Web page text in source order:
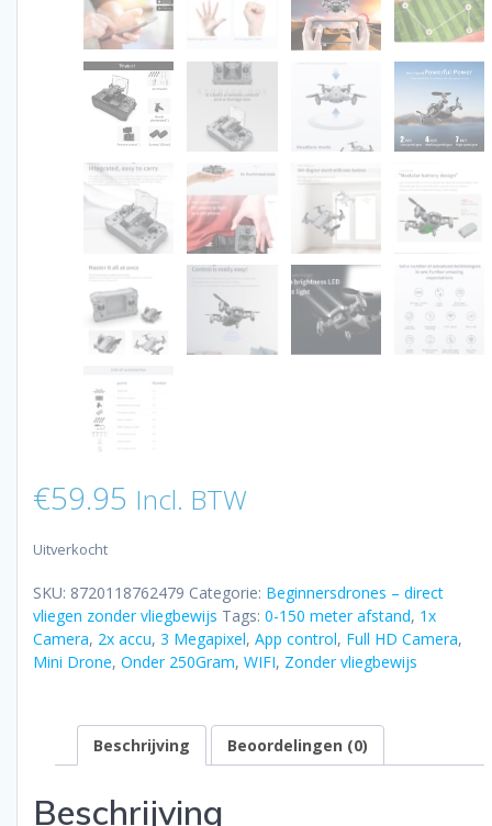
€59.95 Incl. BTW
Uitverkocht
SKU: 8720118762479 Categorie: Beginnersdrones – direct
vliegen zonder vliegbewijs Tags: 0-150 meter afstand, 1x
Camera, 2x accu, 3 Megapixel, App control, Full HD Camera,
Mini Drone, Onder 250Gram, WIFI, Zonder vliegbewijs
Beschrijving Beoordelingen (0)
Beschrijving